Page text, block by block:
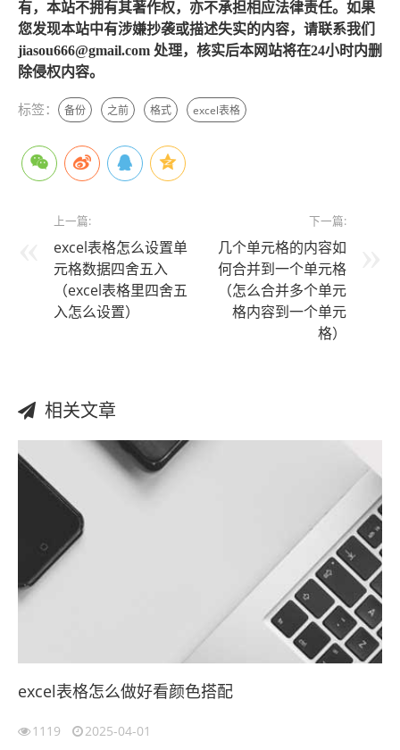
有，本站不拥有其著作权，亦不承担相应法律责任。如果
您发现本站中有涉嫌抄袭或描述失实的内容，请联系我们
jiasou666@gmail.com 处理，核实后本网站将在24小时内删
除侵权内容。
标签： 备份 之前 格式 excel表格
上一篇:
excel表格怎么设置单
元格数据四舍五入
（excel表格里四舍五
入怎么设置）
下一篇:
几个单元格的内容如
何合并到一个单元格
（怎么合并多个单元
格内容到一个单元
格）
相关文章
excel表格怎么做好看颜色搭配
1119 2025-04-01